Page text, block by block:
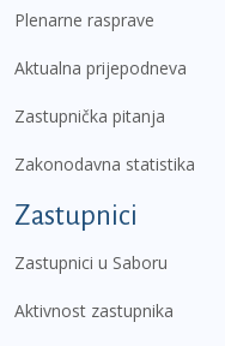
Plenarne rasprave
Aktualna prijepodneva
Zastupnička pitanja
Zakonodavna statistika
Zastupnici
Zastupnici u Saboru
Aktivnost zastupnika